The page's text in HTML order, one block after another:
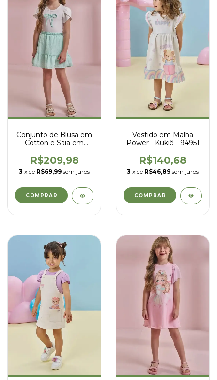
Conjunto de Blusa em
Cotton e Saia em
Kukiê - 96431
R$209,98
3 x de R$69,99 sem juros
COMPRAR
Vestido em Malha
Power - Kukiê - 94951
R$140,68
3 x de R$46,89 sem juros
COMPRAR